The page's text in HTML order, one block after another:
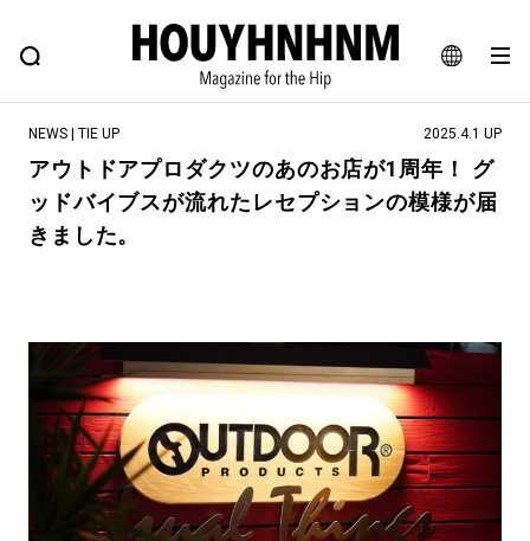
JA
EN
FEATURE BLOG SNAP
ヒップなファッション、カルチャー、ライフスタイルWEBマガジン
#注目のタグ
#NEW VINTAGE #マイナーグッド図鑑
#路地裏てぃーん。 #MONTHLY JOURNAL
#GH 銘品の所以
#Commune H #FOCUS IT #AH.H
#ととけん #FASHION #MUSIC #MOVIE
#LIFESTYLE #SNEAKER #OUTDOOR
NEWS | TIE UP 2025.4.1 UP
アウトドアプロダクツのあのお店が1周年！ グ
ッドバイブスが流れたレセプションの模様が届
きました。